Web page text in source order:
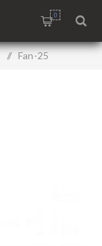
0
/ Fan-25